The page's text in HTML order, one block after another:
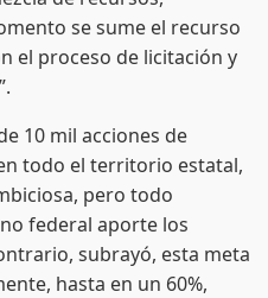
se sume el recurso
el proceso de licitación y
mil acciones de
todo el territorio estatal,
pero todo
federal aporte los
subrayó, esta meta
hasta en un 60%,